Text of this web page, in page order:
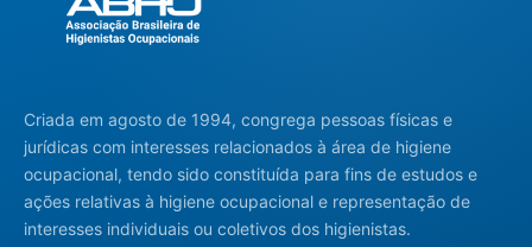
Criada em agosto de 1994, congrega pessoas físicas e
jurídicas com interesses relacionados à área de higiene
ocupacional, tendo sido constituída para fins de estudos e
ações relativas à higiene ocupacional e representação de
interesses individuais ou coletivos dos higienistas.